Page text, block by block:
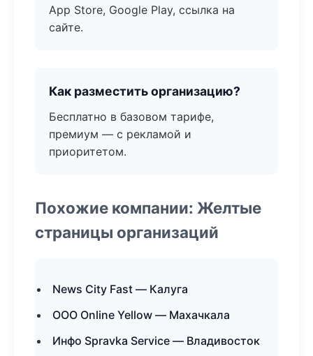
App Store, Google Play, ссылка на
сайте.
Как разместить организацию?
Бесплатно в базовом тарифе,
премиум — с рекламой и
приоритетом.
Похожие компании: Желтые
страницы организаций
News City Fast — Калуга
ООО Online Yellow — Махачкала
Инфо Spravka Service — Владивосток